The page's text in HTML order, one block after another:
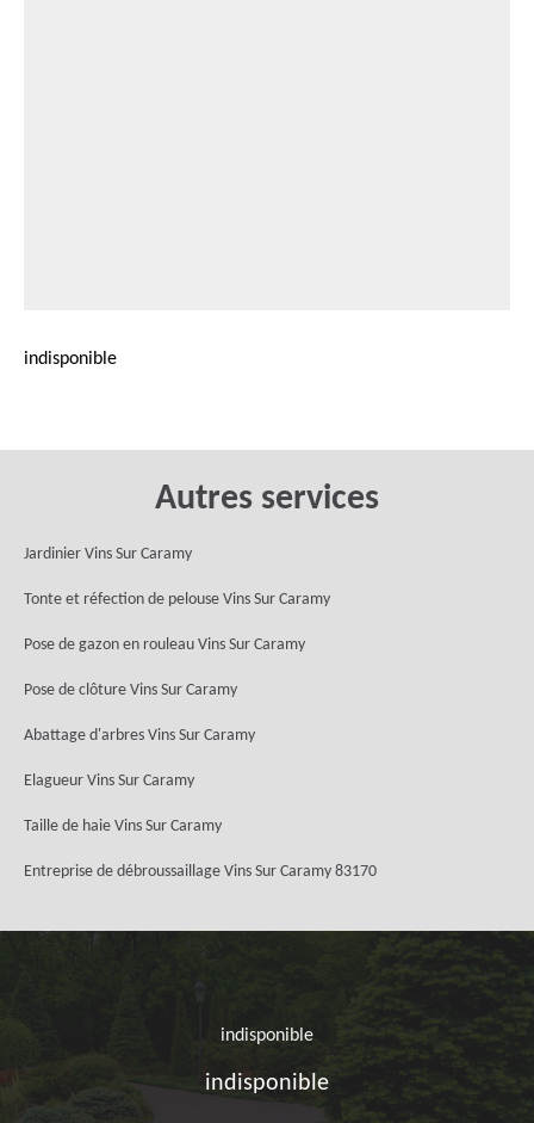
indisponible
Autres services
Jardinier Vins Sur Caramy
Tonte et réfection de pelouse Vins Sur Caramy
Pose de gazon en rouleau Vins Sur Caramy
Pose de clôture Vins Sur Caramy
Abattage d'arbres Vins Sur Caramy
Elagueur Vins Sur Caramy
Taille de haie Vins Sur Caramy
Entreprise de débroussaillage Vins Sur Caramy 83170
indisponible
indisponible